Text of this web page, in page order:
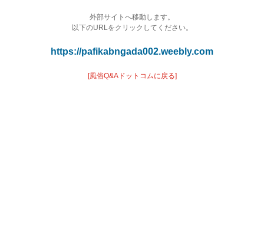
外部サイトへ移動します。
以下のURLをクリックしてください。
https://pafikabngada002.weebly.com
[風俗Q&Aドットコムに戻る]